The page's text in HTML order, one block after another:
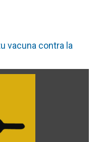
vacuna contra la